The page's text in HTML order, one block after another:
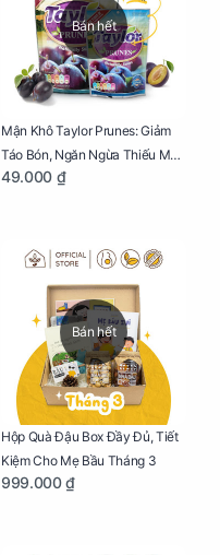
Bán hết
Mận Khô Taylor Prunes: Giảm
Táo Bón, Ngăn Ngừa Thiếu Máu
Cho Mẹ Bầu Túi 50g
49.000 ₫
Bán hết
Hộp Quà Đậu Box Đầy Đủ, Tiết
Kiệm Cho Mẹ Bầu Tháng 3
999.000 ₫